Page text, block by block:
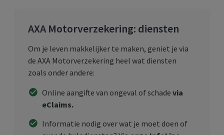
AXA Motorverzekering: diensten
Om je leven makkelijker te maken, geniet je via
de AXA Motorverzekering heel wat diensten
zoals onder andere:
Online aangifte van ongeval of schade via
eClaims.
Informatie nodig over wat je moet doen of